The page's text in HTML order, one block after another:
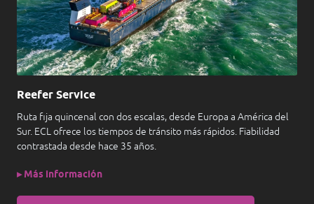
Reefer Service
Ruta fija quincenal con dos escalas, desde Europa a América del
Sur. ECL ofrece los tiempos de tránsito más rápidos. Fiabilidad
contrastada desde hace 35 años.
▸ Más información